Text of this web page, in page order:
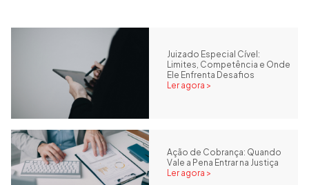
Juizado Especial Cível:
Limites, Competência e Onde
Ele Enfrenta Desafios
Ler agora >
Ação de Cobrança: Quando
Vale a Pena Entrar na Justiça
Ler agora >